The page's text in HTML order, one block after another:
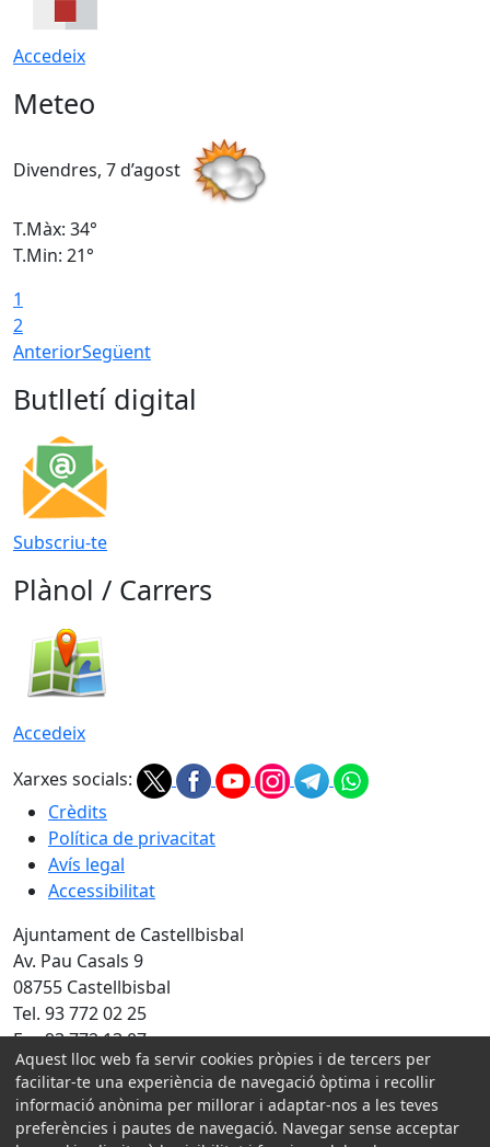
Accedeix
Meteo
Divendres, 7 d’agost
T.Màx: 34°
T.Min: 21°
1
2
AnteriorSegüent
Butlletí digital
Subscriu-te
Plànol / Carrers
Accedeix
Xarxes socials:
Crèdits
Política de privacitat
Avís legal
Accessibilitat
Ajuntament de Castellbisbal
Av. Pau Casals 9
08755 Castellbisbal
Tel. 93 772 02 25
Fax 93 772 13 07
Amb la col·laboració de:
Aquest lloc web fa servir cookies pròpies i de tercers per
facilitar-te una experiència de navegació òptima i recollir
informació anònima per millorar i adaptar-nos a les teves
preferències i pautes de navegació. Navegar sense acceptar